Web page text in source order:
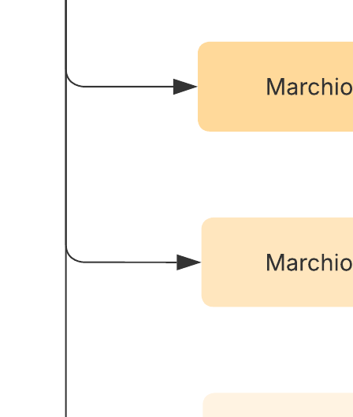
Questo modello di diagramma di struttura aziendale può aiutarti a:
Apri questo modello e aggiungi contenuti per adattare questo
Modelli correlati